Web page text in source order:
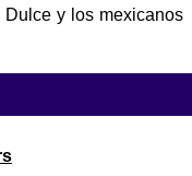
y los mexicanos